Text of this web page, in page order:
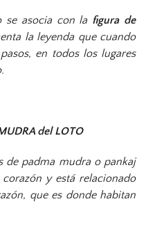
se asocia con la figura de
la leyenda que cuando
en todos los lugares
del LOTO
de padma mudrao pankaj
y está relacionado
que es donde habitan